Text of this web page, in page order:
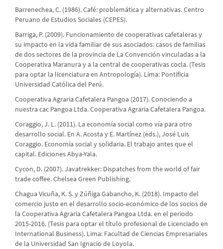
Barrenechea, C. (1986). Café: problemática y alternativas. Centro
Peruano de Estudios Sociales (CEPES).
Barriga, P. (2009). Funcionamiento de cooperativas cafetaleras y
su impacto en la vida familiar de sus asociados: casos de familias
de dos sectores de la provincia de La Convención vinculadas a la
Cooperativa Maranura y a la central de cooperativas cocla. (Tesis
para optar la licenciatura en Antropología). Lima: Pontificia
Universidad Católica del Perú.
Cooperativa Agraria Cafetalera Pangoa (2017). Conociendo a
nuestra cac Pangoa Ltda. Cooperativa Agraria Cafetalera Pangoa.
Coraggio, J. L. (2011). La economía social como vía para otro
desarrollo social. En A. Acosta y E. Martínez (eds.), José Luis
Coraggio. Economía social y solidaria. El trabajo antes que el
capital. Ediciones Abya-Yala.
Cycon, D. (2007). Javatrekker: Dispatches from the world of fair
trade coffee. Chelsea Green Publishing.
Chagua Vicuña, K. S. y Zúñiga Gabancho, K. (2018). Impacto del
comercio justo en el desarrollo socio-económico de los socios de
la Cooperativa Agraria Cafetalera Pangoa Ltda. en el periodo
2015-2016. (Tesis para optar el título profesional de Licenciado en
International Business). Lima: Facultad de Ciencias Empresariales
de la Universidad San Ignacio de Loyola.